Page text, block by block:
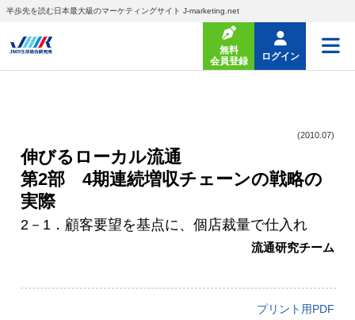
半歩先を読む日本最大級のマーケティングサイト J-marketing.net
無料
会員登録
ログイン
(2010.07)
伸びるローカル流通
第2部 4期連続増収チェーンの戦略の
実際
2－1．顧客要望を基点に、個店裁量で仕入れ
流通研究チーム
プリント用PDF